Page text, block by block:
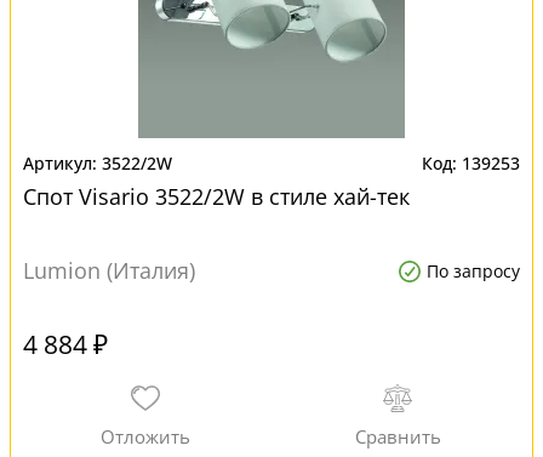
3522/2W 139253
Спот Visario 3522/2W в стиле хай-тек
Lumion (Италия) По запросу
4 884 ₽